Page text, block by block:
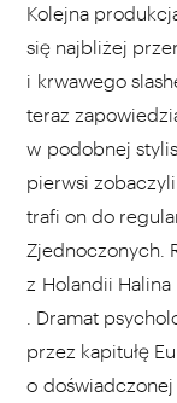
Kolejna
się najbliżej
i krwawego
teraz
w podobnej
pierwsi
trafi on do
Zjednoczonych.
z Holandii Halina
. Dramat
przez kapitułę
o